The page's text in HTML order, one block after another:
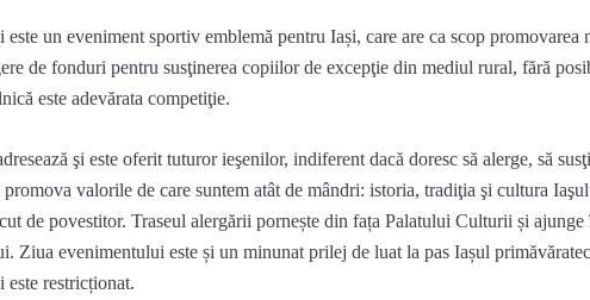
este un eveniment sportiv emblemă pentru Iași, care are ca scop
de fonduri pentru susţinerea copiilor de excepţie din mediul rural, fără
este adevărata competiţie.
şi este oferit tuturor ieşenilor, indiferent dacă doresc să alerge, să
promova valorile de care suntem atât de mândri: istoria, tradiţia şi cultura
de povestitor. Traseul alergării pornește din fața Palatului Culturii și
Ziua evenimentului este și un minunat prilej de luat la pas Iașul
este restricționat.